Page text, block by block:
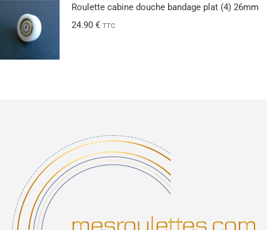
Roulette cabine douche bandage plat (4) 26mm
24.90 € TTC